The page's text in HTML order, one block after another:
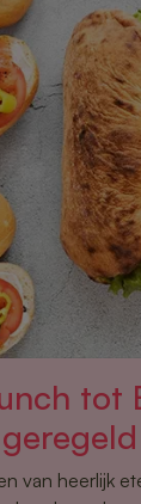
tot
van heerlijk